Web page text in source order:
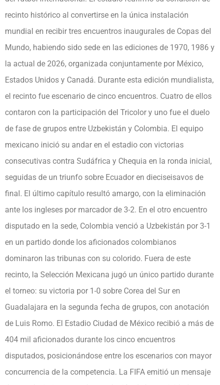
recinto histórico al convertirse en la única instalación
mundial en recibir tres encuentros inaugurales de Copas del
Mundo, habiendo sido sede en las ediciones de 1970, 1986 y
la actual de 2026, organizada conjuntamente por México,
Estados Unidos y Canadá. Durante esta edición mundialista,
el recinto fue escenario de cinco encuentros. Cuatro de ellos
contaron con la participación del Tricolor y uno fue el duelo
de fase de grupos entre Uzbekistán y Colombia. El equipo
mexicano inició su andar en el estadio con victorias
consecutivas contra Sudáfrica y Chequia en la ronda inicial,
seguidas de un triunfo sobre Ecuador en dieciseisavos de
final. El último capítulo resultó amargo, con la eliminación
ante los ingleses por marcador de 3-2. En el otro encuentro
disputado en la sede, Colombia venció a Uzbekistán por 3-1
en un partido donde los aficionados colombianos
dominaron las tribunas con su colorido. Fuera de este
recinto, la Selección Mexicana jugó un único partido durante
el torneo: su victoria por 1-0 sobre Corea del Sur en
Guadalajara en la segunda fecha de grupos, con anotación
de Luis Romo. El Estadio Ciudad de México recibió a más de
404 mil aficionados durante los cinco encuentros
disputados, posicionándose entre los escenarios con mayor
concurrencia de la competencia. La FIFA emitió un mensaje